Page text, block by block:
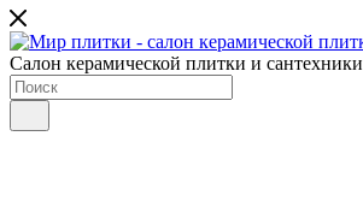
Салон керамической плитки и сантехники